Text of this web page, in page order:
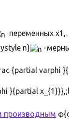
переменных
n}
-
{partial varphi
производным